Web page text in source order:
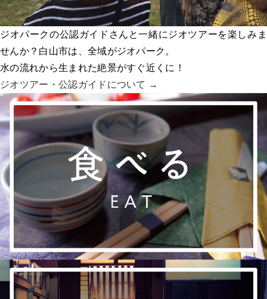
ジオパークの公認ガイドさんと一緒にジオツアーを楽しみま
せんか？白山市は、全域がジオパーク。
水の流れから生まれた絶景がすぐ近くに！
ジオツアー・ 公認ガイドについて →